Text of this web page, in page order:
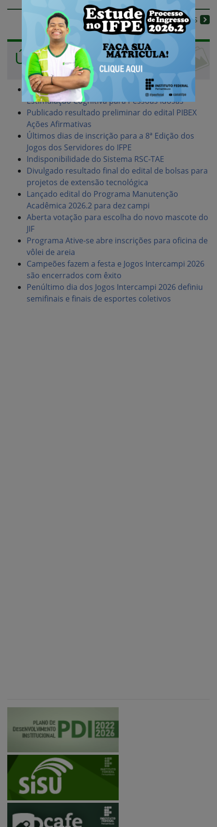
ACESSE MAIS NOTÍCIAS
Últimas Notícias
Abertas inscrições para curso gratuito de
Estimulação Cognitiva para Pessoas Idosas
Publicado resultado preliminar do edital PIBEX
Ações Afirmativas
Últimos dias de inscrição para a 8ª Edição dos
Jogos dos Servidores do IFPE
Indisponibilidade do Sistema RSC-TAE
Divulgado resultado final do edital de bolsas para
projetos de extensão tecnológica
Lançado edital do Programa Manutenção
Acadêmica 2026.2 para dez campi
Aberta votação para escolha do novo mascote do
JIF
Programa Ative-se abre inscrições para oficina de
vôlei de areia
Campeões fazem a festa e Jogos Intercampi 2026
são encerrados com êxito
Penúltimo dia dos Jogos Intercampi 2026 definiu
semifinais e finais de esportes coletivos
SISU